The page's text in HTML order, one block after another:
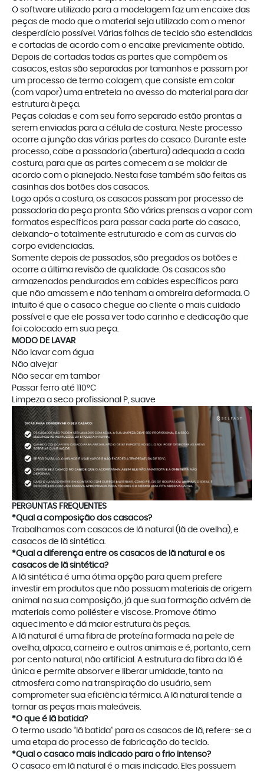
O software utilizado para a modelagem faz um encaixe das
peças de modo que o material seja utilizado com o menor
desperdício possível. Várias folhas de tecido são estendidas
e cortadas de acordo com o encaixe previamente obtido.
Depois de cortadas todas as partes que compõem os
casacos, estas são separadas por tamanhos e passam por
um processo de termo colagem, que consiste em colar
(com vapor) uma entretela no avesso do material para dar
estrutura à peça.
Peças coladas e com seu forro separado estão prontas a
serem enviadas para a célula de costura. Neste processo
ocorre a junção das várias partes do casaco. Durante este
processo, cabe a passadoria (abertura) adequada a cada
costura, para que as partes comecem a se moldar de
acordo com o planejado. Nesta fase também são feitas as
casinhas dos botões dos casacos.
Logo após a costura, os casacos passam por processo de
passadoria da peça pronta. São várias prensas a vapor com
formatos específicos para passar cada parte do casaco,
deixando-o totalmente estruturado e com as curvas do
corpo evidenciadas.
Somente depois de passados, são pregados os botões e
ocorre a última revisão de qualidade. Os casacos são
armazenados pendurados em cabides específicos para
que não amassem e não tenham a ombreira deformada. O
intuito é que o casaco chegue ao cliente o mais cuidado
possível e que ele possa ver todo carinho e dedicação que
foi colocado em sua peça.
MODO DE LAVAR
Não lavar com água
Não alvejar
Não secar em tambor
Passar ferro até 110°C
Limpeza a seco profissional P, suave
PERGUNTAS FREQUENTES
*Qual a composição dos casacos?
Trabalhamos com casacos de lã natural (lã de ovelha), e
casacos de lã sintética.
*Qual a diferença entre os casacos de lã natural e os
casacos de lã sintética?
A lã sintética é uma ótima opção para quem prefere
investir em produtos que não possuam materiais de origem
animal na sua composição, já que sua formação advém de
materiais como poliéster e viscose. Promove ótimo
aquecimento e dá maior estrutura às peças.
A lã natural é uma fibra de proteína formada na pele de
ovelha, alpaca, carneiro e outros animais e é, portanto, cem
por cento natural, não artificial. A estrutura da fibra da lã é
única e permite absorver e liberar umidade, tanto na
atmosfera como na transpiração do usuário, sem
comprometer sua eficiência térmica. A lã natural tende a
tornar as peças mais maleáveis.
*O que é lã batida?
O termo usado ‘’lã batida’’ para os casacos de lã, refere-se a
uma etapa do processo de fabricação do tecido.
*Qual o casaco mais indicado para o frio intenso?
O casaco em lã natural é o mais indicado. Eles possuem